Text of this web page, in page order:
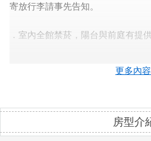
寄放行李請事先告知。
．室內全館禁菸，陽台與前庭有提
．嚴禁吸毒、拉K等任何違法情事
貸。
更多內容
房型介